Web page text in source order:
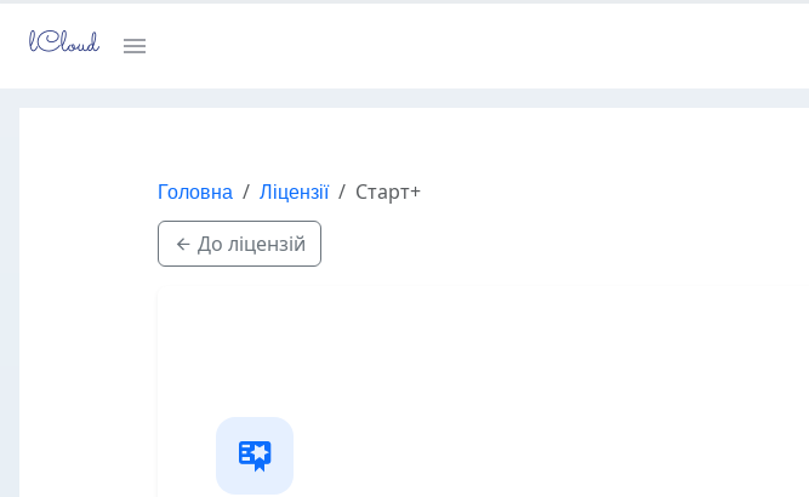
lCloud
Головна Ліцензії Старт+
До ліцензій